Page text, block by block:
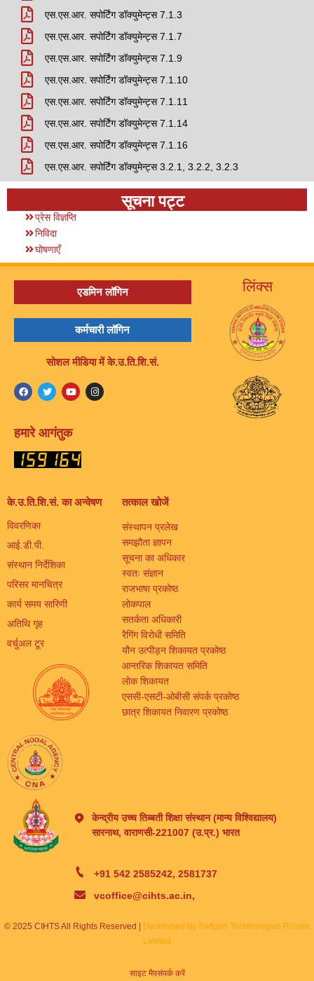
एस.एस.आर. सपोर्टिंग डॉक्युमेन्ट्स 7.1.3
एस.एस.आर. सपोर्टिंग डॉक्युमेन्ट्स 7.1.7
एस.एस.आर. सपोर्टिंग डॉक्युमेन्ट्स 7.1.9
एस.एस.आर. सपोर्टिंग डॉक्युमेन्ट्स 7.1.10
एस.एस.आर. सपोर्टिंग डॉक्युमेन्ट्स 7.1.11
एस.एस.आर. सपोर्टिंग डॉक्युमेन्ट्स 7.1.14
एस.एस.आर. सपोर्टिंग डॉक्युमेन्ट्स 7.1.16
एस.एस.आर. सपोर्टिंग डॉक्युमेन्ट्स 3.2.1, 3.2.2, 3.2.3
सूचना पट्ट
प्रेस विज्ञप्ति
निविदा
घोषणाएँ
एडमिन लॉगिन
कर्मचारी लॉगिन
सोशल मीडिया में के.उ.ति.शि.सं.
हमारे आगंतुक
लिंक्स
के.उ.ति.शि.सं. का अन्वेषण
विवरणिका
आई.डी.पी.
संस्थान निर्देशिका
परिसर मानचित्र
कार्य समय सारिणी
अतिथि गृह
वर्चुअल टूर
तत्काल खोजें
संस्थापन प्रलेख
समझौता ज्ञापन
सूचना का अधिकार
स्वतः संज्ञान
राजभाषा प्रकोष्ठ
लोकपाल
सतर्कता अधिकारी
रैगिंग विरोधी समिति
यौन उत्पीड़न शिकायत प्रकोष्ठ
आन्तरिक शिकायत समिति
लोक शिकायत
एससी-एसटी-ओबीसी संपर्क प्रकोष्ठ
छात्र शिकायत निवारण प्रकोष्ठ
केन्द्रीय उच्च तिब्बती शिक्षा संस्थान (मान्य विश्विद्यालय)
सारनाथ, वाराणसी-221007 (उ.प्र.) भारत
+91 542 2585242, 2581737
vcoffice@cihts.ac.in,
© 2025 CIHTS All Rights Reserved |
Developed by Softgen Technologies Private
Limited
साइट मैपसंपर्क करें